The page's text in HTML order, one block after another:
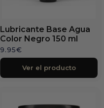
Lubricante Base Agua
Color Negro 150 ml
9.95€
Ver el producto